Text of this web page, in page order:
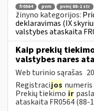
fr0564 pvm pvmį 88-1 str
žinyno kategorijos:
deklaravimas (IX
valstybes ataskaita
Kaip prekių
valstybes nares
Web turinio sąrašas
Registracijos
Prekių tiekimo ir
ataskaita FR0564 (88-